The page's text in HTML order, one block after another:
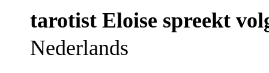
tarotist Eloise spreekt
Nederlands